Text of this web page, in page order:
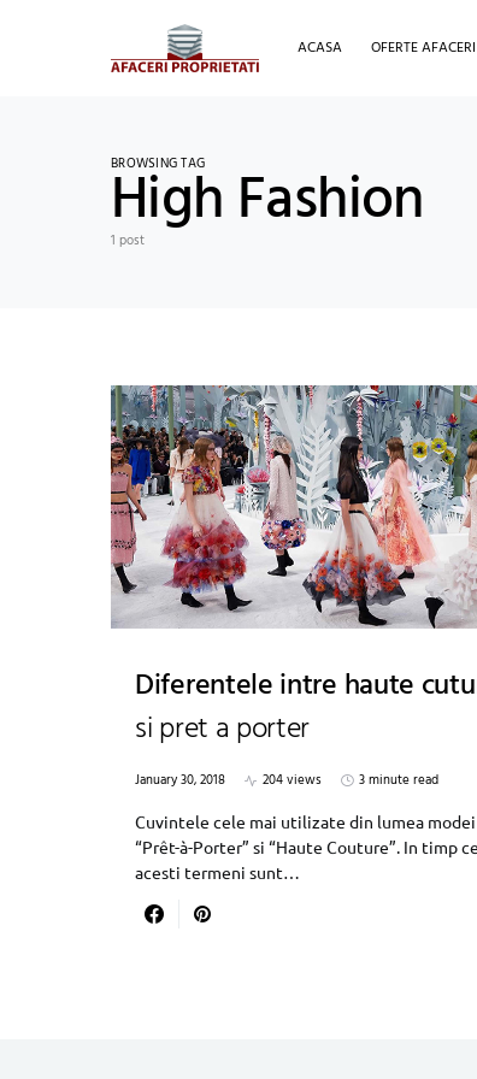
ACASA OFERTE AFACERI
BROWSING TAG
High Fashion
1 post
Diferentele intre haute
si pret a porter
January 30, 2018 204 views
3 minute read
Cuvintele cele mai utilizate din lumea
“Prêt-à-Porter” si “Haute Couture”. In timp ce
acesti termeni sunt…